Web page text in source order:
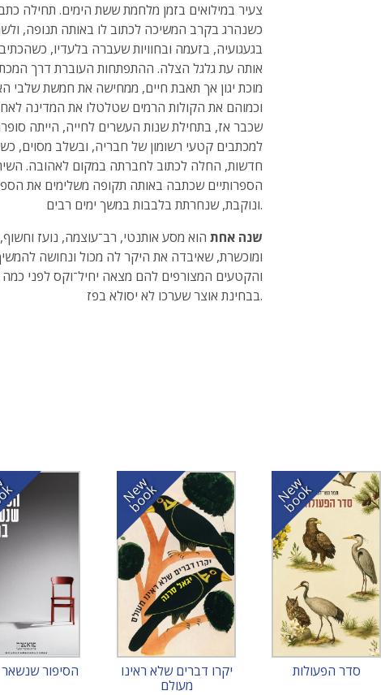
צעיר במילואים בזמן מלחמת ששת הימים. תחילה
כשנהרג בקרב המשיכה לכתוב לו באותה תנופה,
בגעגועיה, בזעמה ובחוויות שעברה בלעדיו,
אותה עת גלגל הצלה. ההתפתחות העוברת דרך
מוכת יגון אך תאבת חיים, ממחישה את חמשת שלבי
וכמוהם את הקולות הרמים שטלטלו את המדינה
שכבר אז, בתחילת שנות העשרים לחייה, הייתה
למכתבים קטעי רשומון של חבריה, ובשלב מסוים,
חדשות, החלה לכתוב לחברתה במקום לאהובה.
הספרותיים שכתבה באותה תקופה משלימים את
ונוקבת, שנחרתת בלבבות במשך ימים רבים.
שנה אחת הוא מסע אותנטי, רב־עוצמה, נועז
ומוכשרת, שאיבדה את היקר לה מכול ונחושה
והקטעים המצורפים להם מצאה יחיל־וקס לפני
בבחינת אוצר שערכו לא יסולא בפז.
הסיפור
N
e
w
b
o
o
k
יקרו דברים שלא ראינו
מעולם
N
e
w
b
o
o
k
סדר הפעולות